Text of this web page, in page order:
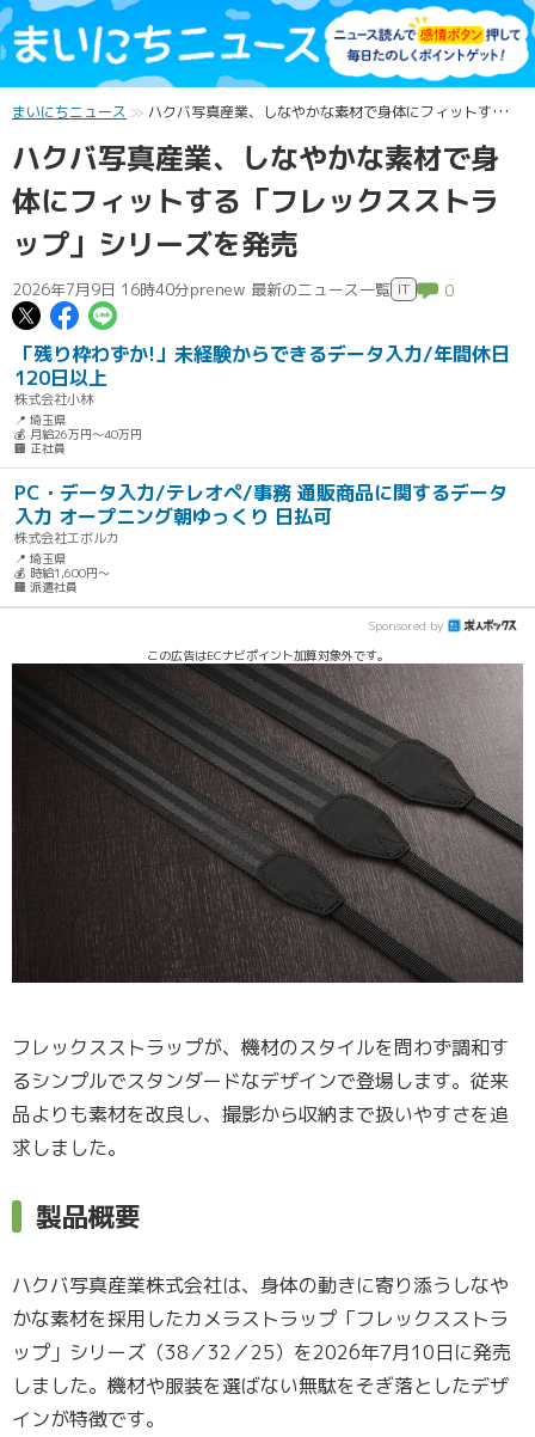
まいにちニュース ハクバ写真産業、しなやかな素材で身体にフィットする「フレックスストラップ」シリーズを発売
ハクバ写真産業、しなやかな素材で身
体にフィットする「フレックスストラ
ップ」シリーズを発売
2026年7月9日 16時40分prenew 最新のニュース一覧 IT 0
この記事についてポスト
この記事についてFacebookでシェ
「残り枠わずか!」未経験からできるデータ入力/年間休日
120日以上
株式会社小林
📍 埼玉県
💰 月給26万円～40万円
🏢 正社員
PC・データ入力/テレオペ/事務 通販商品に関するデータ
入力 オープニング朝ゆっくり 日払可
株式会社エボルカ
📍 埼玉県
💰 時給1,600円～
🏢 派遣社員
Sponsored by
この広告はECナビポイント加算対象外です。
フレックスストラップが、機材のスタイルを問わず調和す
るシンプルでスタンダードなデザインで登場します。従来
品よりも素材を改良し、撮影から収納まで扱いやすさを追
求しました。
製品概要
ハクバ写真産業株式会社は、身体の動きに寄り添うしなや
かな素材を採用したカメラストラップ「フレックスストラ
ップ」シリーズ（38／32／25）を2026年7月10日に発売
しました。機材や服装を選ばない無駄をそぎ落としたデザ
インが特徴です。